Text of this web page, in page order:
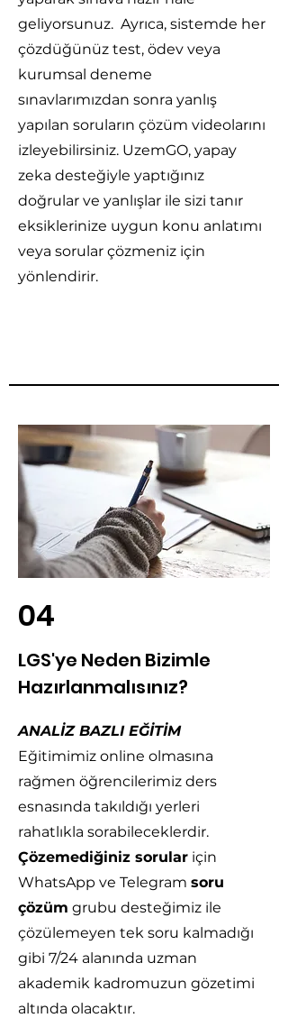
geliyorsunuz. Ayrıca, sistemde her
çözdüğünüz test, ödev veya
kurumsal deneme
sınavlarımızdan sonra yanlış
yapılan soruların çözüm videolarını
izleyebilirsiniz. UzemGO, yapay
zeka desteğiyle yaptığınız
doğrular ve yanlışlar ile sizi tanır
eksiklerinize uygun konu anlatımı
veya sorular çözmeniz için
yönlendirir.
04
LGS'ye Neden Bizimle
Hazırlanmalısınız?
ANALİZ BAZLI EĞİTİM
Eğitimimiz online olmasına
rağmen öğrencilerimiz ders
esnasında takıldığı yerleri
rahatlıkla sorabileceklerdir.
Çözemediğiniz sorular için
WhatsApp ve Telegram soru
çözüm grubu desteğimiz ile
çözülemeyen tek soru kalmadığı
gibi 7/24 alanında uzman
akademik kadromuzun gözetimi
altında olacaktır.